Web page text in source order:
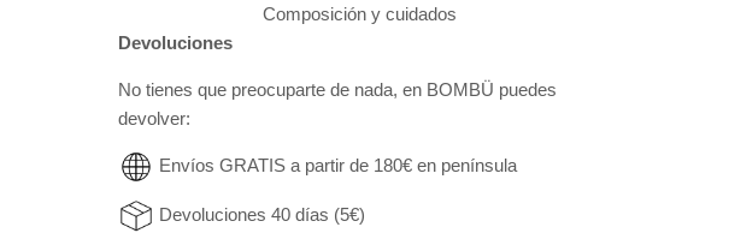
Composición y cuidados
Devoluciones
No tienes que preocuparte de nada, en BOMBÜ puedes
devolver:
Envíos GRATIS a partir de 180€ en península
Devoluciones 40 días (5€)